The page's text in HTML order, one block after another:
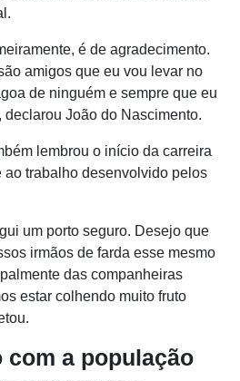
é de agradecimento.
amigos que eu vou levar no
de ninguém e sempre que eu
declarou João do Nascimento.
lembrou o início da carreira
trabalho desenvolvido pelos
um porto seguro. Desejo que
irmãos de farda esse mesmo
das companheiras
estar colhendo muito fruto
com a população